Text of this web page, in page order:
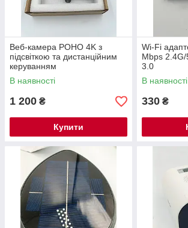
Веб-камера POHO 4K з
підсвіткою та дистанційним
керуванням
В наявності
1 200 ₴
Купити
Wi-Fi
Mbps
3.0
В наявності
330 ₴